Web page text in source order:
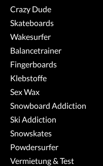
Crazy Dude
Skateboards
Wakesurfer
Balancetrainer
Fingerboards
Klebstoffe
Sex Wax
Snowboard Addiction
Ski Addiction
Snowskates
Powdersurfer
Vermietung & Test